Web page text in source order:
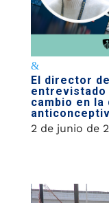
El director
entrevistado
cambio en la
2 de junio de